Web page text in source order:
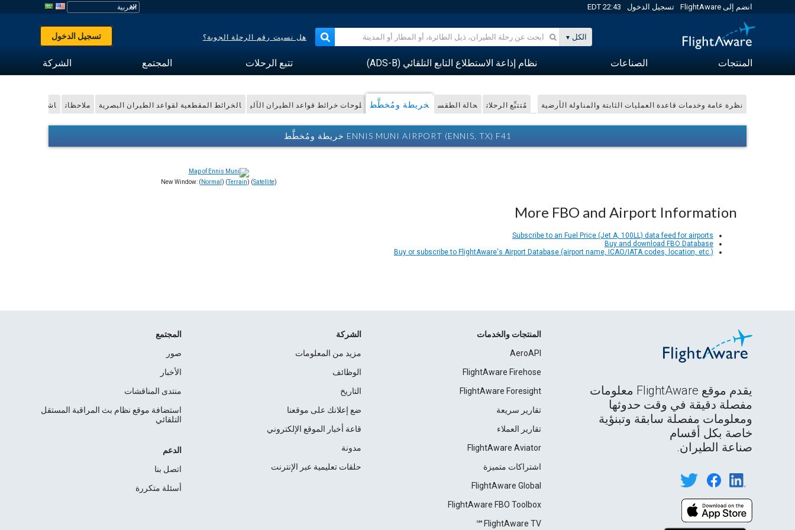
انضم إلى FlightAware تسجيل الدخول 22:43 EDT
الكل هل نسيت رقم الرحلة الجوية؟ تسجيل الدخول
المنتجات الصناعات نظام إذاعة الاستطلاع التابع التلقائي (ADS-B) تتبع الرحلات المجتمع الشركة
نظرة عامة وخدمات قاعدة العمليات الثابتة والمناولة الأرضية مُتتبِّع الرحلات حالة الطقس خريطة ومُخطَّط لوحات خرائط قواعد الطيران الآلي الخرائط المقطعية لقواعد الطيران البصرية ملاحظات اشتر البيانات
ENNIS MUNI AIRPORT (ENNIS, TX) F41 خريطة ومُخطَّط
New Window: ( Normal ) (Terrain) (Satellite)
More FBO and Airport Information
Subscribe to an Fuel Price (Jet A, 100LL) data feed for airports
Buy and download FBO Database
Buy or subscribe to FlightAware's Airport Database (airport name, ICAO/IATA codes, location, etc.)
يقدم موقع FlightAware معلومات
مفصلة دقيقة في وقت حدوثها
ومعلومات مفصلة سابقة وتبنؤية
خاصة بكل أقسام
صناعة الطيران.
المنتجات والخدمات
AeroAPI
FlightAware Firehose
FlightAware Foresight
تقارير سريعة
تقارير العملاء
FlightAware Aviator
اشتراكات متميزة
FlightAware Global
FlightAware FBO Toolbox
FlightAware TV℠
الشركة
مزيد من المعلومات
الوظائف
التاريخ
ضع إعلانك على موقعنا
قاعة أخبار الموقع الإلكتروني
مدونة
حلقات تعليمية عبر الإنترنت
المجتمع
صور
الأخبار
منتدى المناقشات
استضافة موقع نظام بث المراقبة المستقل
التلقائي
الدعم
اتصل بنا
أسئلة متكررة